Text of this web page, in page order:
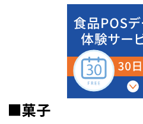
■菓子